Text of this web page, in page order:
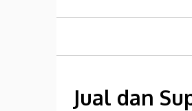
Jual dan